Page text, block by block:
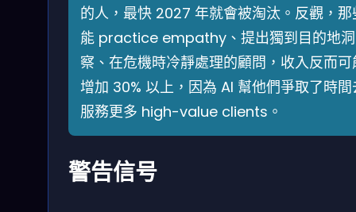
的人，最快 2027 年就會被淘汰。反觀，那
能 practice empathy、提出獨到目的地洞
察、在危機時冷靜處理的顧問，收入反而可
增加 30% 以上，因為 AI 幫他們爭取了時間
服務更多 high-value clients。
警告信号